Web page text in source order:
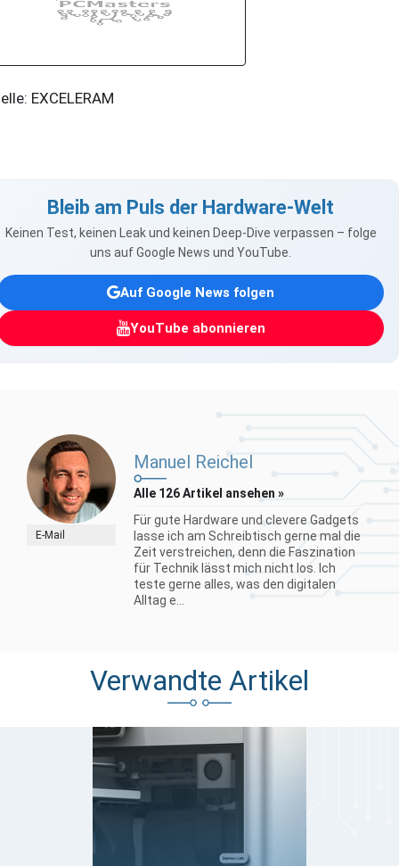
EXCELERAM
Bleib am Puls der Hardware-Welt
Keinen Test, keinen Leak und keinen Deep-Dive verpassen – folge
uns auf Google News und YouTube.
Auf Google News folgen
YouTube abonnieren
E-Mail
Manuel Reichel
Alle 126 Artikel ansehen »
Für gute Hardware und clevere Gadgets
lasse ich am Schreibtisch gerne mal die
Zeit verstreichen, denn die Faszination
für Technik lässt mich nicht los. Ich
teste gerne alles, was den digitalen
Alltag e...
Verwandte Artikel